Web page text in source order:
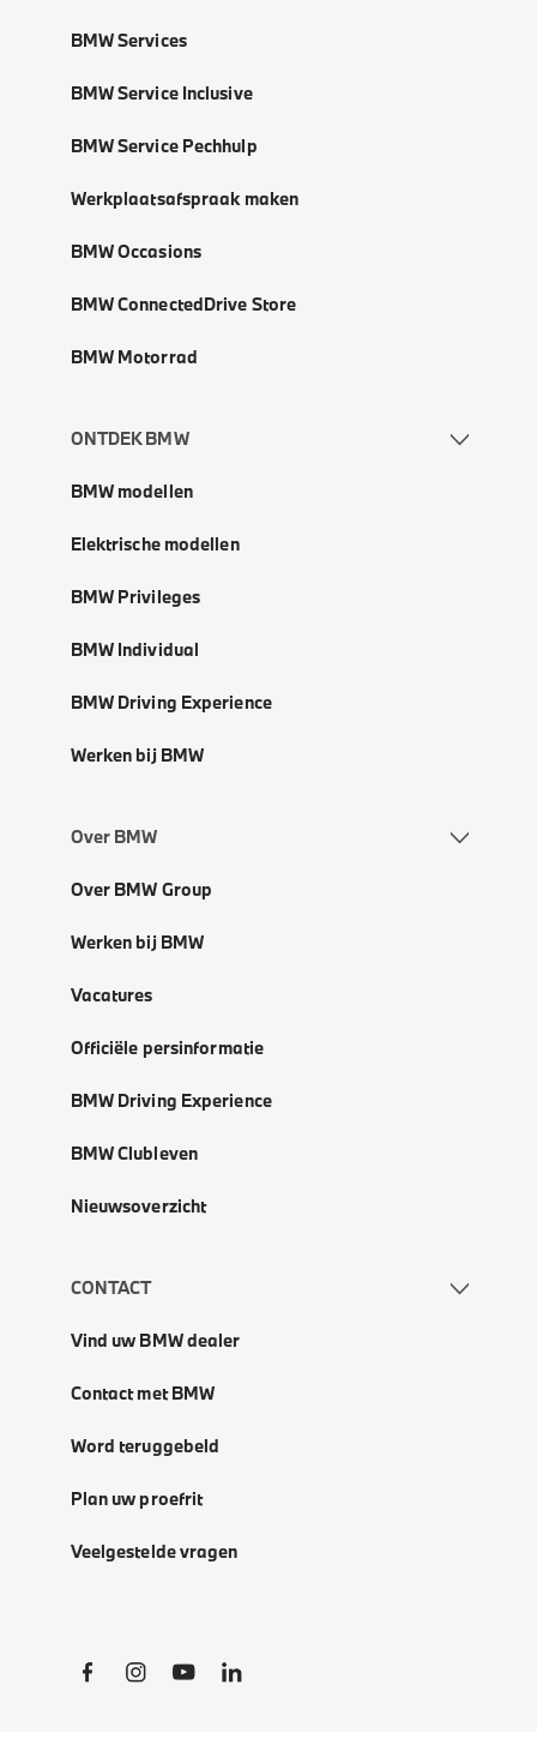
BMW Services
BMW Service Inclusive
BMW Service Pechhulp
Werkplaatsafspraak maken
BMW Occasions
BMW ConnectedDrive Store
BMW Motorrad
ONTDEK BMW
BMW modellen
Elektrische modellen
BMW Privileges
BMW Individual
BMW Driving Experience
Werken bij BMW
Over BMW
Over BMW Group
Werken bij BMW
Vacatures
Officiële persinformatie
BMW Driving Experience
BMW Clubleven
Nieuwsoverzicht
CONTACT
Vind uw BMW dealer
Contact met BMW
Word teruggebeld
Plan uw proefrit
Veelgestelde vragen
Social Links